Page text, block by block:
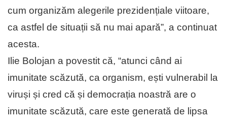
cum organizăm alegerile prezidențiale viitoare,
ca astfel de situații să nu mai apară”, a continuat
acesta.
Ilie Bolojan a povestit că, “atunci când ai
imunitate scăzută, ca organism, ești vulnerabil la
viruși și cred că și democrația noastră are o
imunitate scăzută, care este generată de lipsa